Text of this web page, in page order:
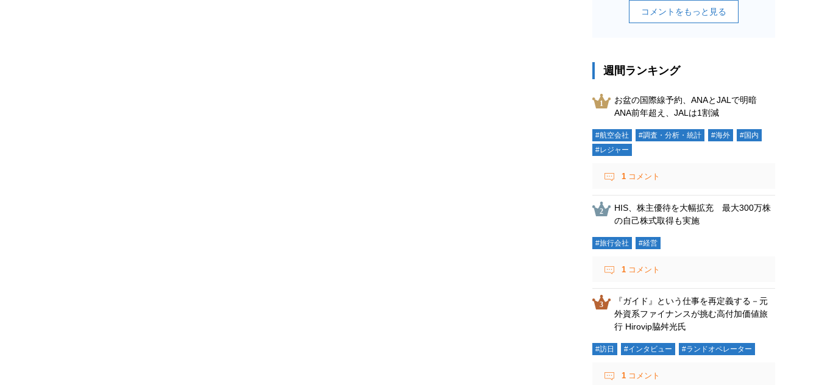
コメントをもっと見る
週間ランキング
お盆の国際線予約、ANAとJALで明暗
ANA前年超え、JALは1割減
#航空会社 #調査・分析・統計 #海外
#国内
#レジャー
1 コメント
HIS、株主優待を大幅拡充 最大300万株
の自己株式取得も実施
#旅行会社 #経営
1 コメント
『ガイド』という仕事を再定義する－元
外資系ファイナンスが挑む高付加価値旅
行 Hirovip脇舛光氏
#訪日 #インタビュー #ランドオペレーター
1 コメント